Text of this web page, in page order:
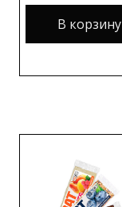
В корзину